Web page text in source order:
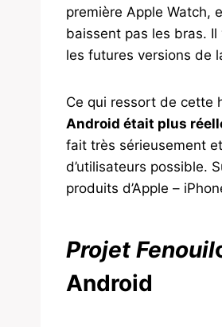
première Apple Watch,
baissent pas les bras.
les futures versions de
Ce qui ressort de cette
Android était plus
fait très sérieusement
d’utilisateurs possible.
produits d’Apple –
Projet Fenouil
Android